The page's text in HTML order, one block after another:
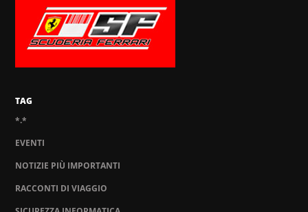
TAG
*.*
EVENTI
NOTIZIE PIÙ IMPORTANTI
RACCONTI DI VIAGGIO